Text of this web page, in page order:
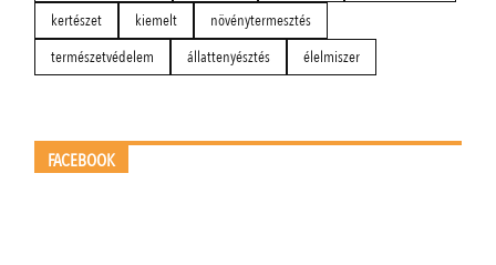
kertészet
kiemelt
növénytermesztés
természetvédelem
állattenyésztés élelmiszer
FACEBOOK